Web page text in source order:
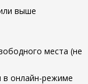
выше
места (не
в онлайн-режиме